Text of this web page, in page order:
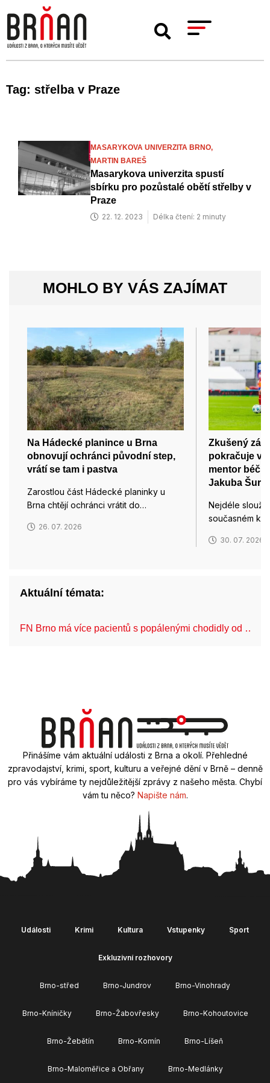
Tag: střelba v Praze
MASARYKOVA UNIVERZITA BRNO,
MARTIN BAREŠ
Masarykova univerzita spustí
sbírku pro pozůstalé obětí střelby v
Praze
22. 12. 2023 Délka čtení: 2 minuty
MOHLO BY VÁS ZAJÍMAT
Na Hádecké planince u Brna
obnovují ochránci původní step,
vrátí se tam i pastva
Zarostlou část Hádecké planinky u
Brna chtějí ochránci vrátit do…
26. 07. 2026
Zkušený
pokračuje
mentor
Jakuba
Nejdéle
současném
30. 07. 2026
Aktuální témata:
FN Brno má více pacientů s popálenými chodidly od …
Přinášíme vám aktuální události z Brna a okolí. Přehledné
zpravodajství, krimi, sport, kulturu a veřejné dění v Brně – denně
pro vás vybíráme ty nejdůležitější zprávy z našeho města. Chybí
vám tu něco? Napište nám.
Události Krimi Kultura Vstupenky Sport
Exkluzivní rozhovory
Brno-střed Brno-Jundrov Brno-Vinohrady
Brno-Kníničky Brno-Žabovřesky Brno-Kohoutovice
Brno-Žebětín Brno-Komín Brno-Líšeň
Brno-Maloměřice a Obřany Brno-Medlánky